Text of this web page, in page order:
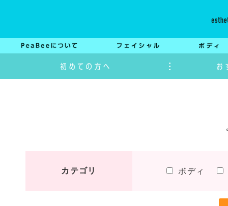
カテゴリ ボディ